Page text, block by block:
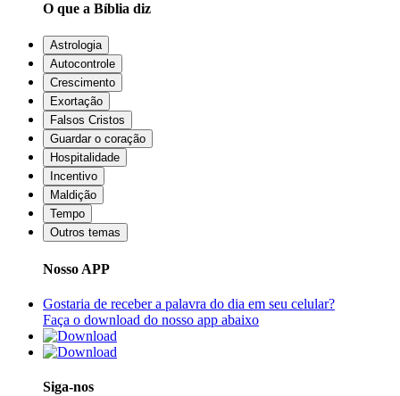
O que a Bíblia diz
Astrologia
Autocontrole
Crescimento
Exortação
Falsos Cristos
Guardar o coração
Hospitalidade
Incentivo
Maldição
Tempo
Outros temas
Nosso APP
Gostaria de receber a palavra do dia em seu celular?
Faça o download do nosso app abaixo
Siga-nos